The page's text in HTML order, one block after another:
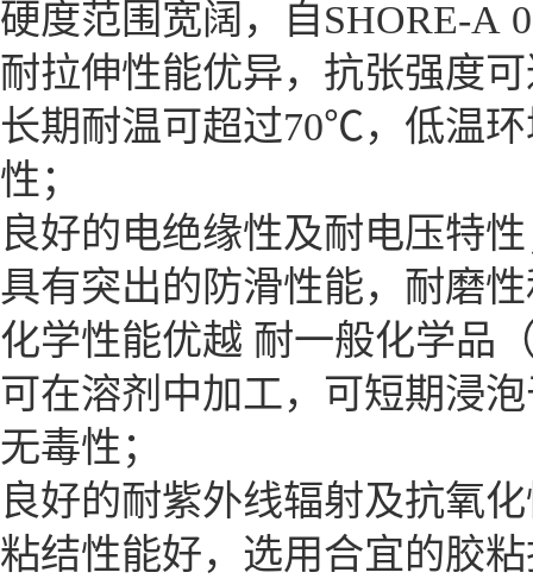
硬度范围宽阔，自SHORE-A
耐拉伸性能优异，抗张强度
长期耐温可超过70℃，低温
性；
良好的电绝缘性及耐电压特
具有突出的防滑性能，耐磨
化学性能优越 耐一般化学品
可在溶剂中加工，可短期浸
无毒性；
良好的耐紫外线辐射及抗氧
粘结性能好，选用合宜的胶